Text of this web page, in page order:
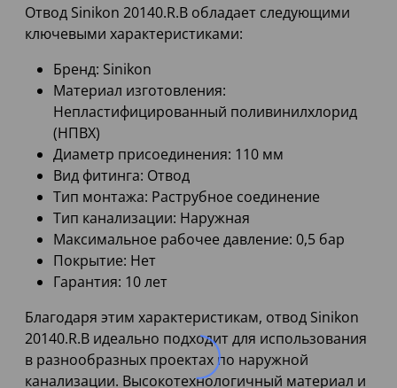
Отвод Sinikon 20140.R.B обладает следующими
ключевыми характеристиками:
Бренд: Sinikon
Материал изготовления:
Непластифицированный поливинилхлорид
(НПВХ)
Диаметр присоединения: 110 мм
Вид фитинга: Отвод
Тип монтажа: Раструбное соединение
Тип канализации: Наружная
Максимальное рабочее давление: 0,5 бар
Покрытие: Нет
Гарантия: 10 лет
Благодаря этим характеристикам, отвод Sinikon
20140.R.B идеально подходит для использования
в разнообразных проектах по наружной
канализации. Высокотехнологичный материал и